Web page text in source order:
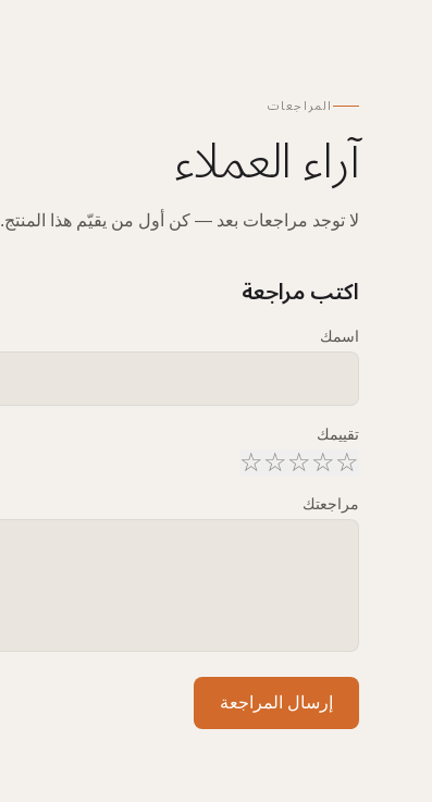
المراجعات
آراء العملاء
لا توجد مراجعات بعد — كن أول من يقيّم هذا المنتج.
اكتب مراجعة
اسمك
تقييمك
☆
☆
☆
☆
☆
مراجعتك
إرسال المراجعة